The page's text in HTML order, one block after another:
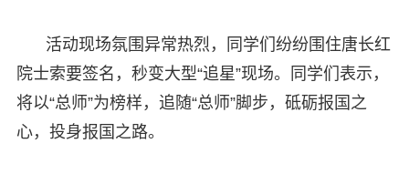
活动现场氛围异常热烈，同学们纷纷围住唐长红
院士索要签名，秒变大型“追星”现场。同学们表示，
将以“总师”为榜样，追随“总师”脚步，砥砺报国之
心，投身报国之路。